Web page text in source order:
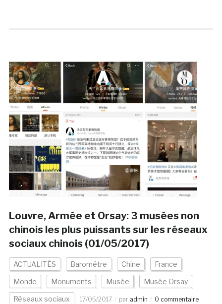
Louvre, Armée et Orsay: 3 musées non
chinois les plus puissants sur les réseaux
sociaux chinois (01/05/2017)
ACTUALITÉS Barométre Chine France
Monde Monuments Musée Musée Orsay
Réseaux sociaux 17/05/2017 par admin 0 commentaire